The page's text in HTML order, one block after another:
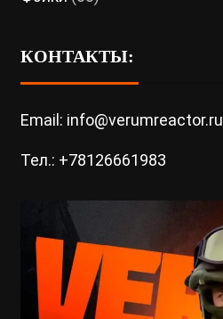
КОНТАКТЫ:
Email: info@verumreactor.ru
Тел.: +78126661983